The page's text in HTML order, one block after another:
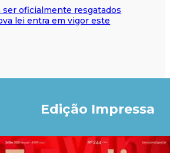
ser oficialmente resgatados
lei entra em vigor este
Edição Impressa